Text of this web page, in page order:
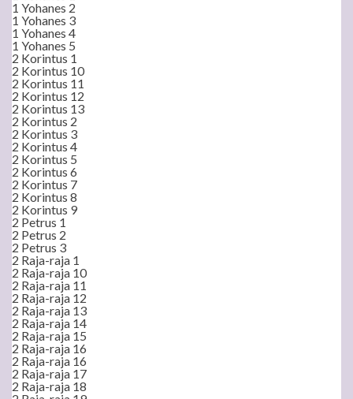
1 Yohanes 2
1 Yohanes 3
1 Yohanes 4
1 Yohanes 5
2 Korintus 1
2 Korintus 10
2 Korintus 11
2 Korintus 12
2 Korintus 13
2 Korintus 2
2 Korintus 3
2 Korintus 4
2 Korintus 5
2 Korintus 6
2 Korintus 7
2 Korintus 8
2 Korintus 9
2 Petrus 1
2 Petrus 2
2 Petrus 3
2 Raja-raja 1
2 Raja-raja 10
2 Raja-raja 11
2 Raja-raja 12
2 Raja-raja 13
2 Raja-raja 14
2 Raja-raja 15
2 Raja-raja 16
2 Raja-raja 16
2 Raja-raja 17
2 Raja-raja 18